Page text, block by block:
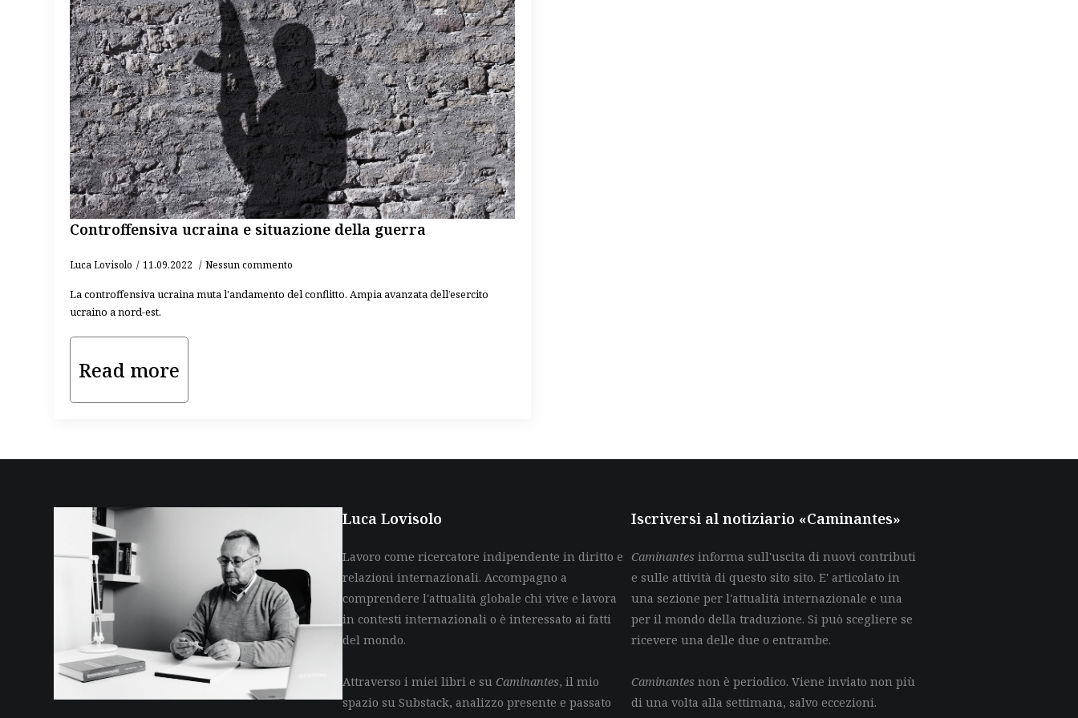
Controffensiva ucraina e situazione della guerra
Luca Lovisolo 11.09.2022 Nessun commento
La controffensiva ucraina muta l'andamento del conflitto. Ampia avanzata dell’esercito
ucraino a nord-est.
Read more
Luca Lovisolo
Lavoro come ricercatore indipendente in diritto e
relazioni internazionali. Accompagno a
comprendere l'attualità globale chi vive e lavora
in contesti internazionali o è interessato ai fatti
del mondo.
Attraverso i miei libri e suCaminantes, il mio
spazio su Substack, analizzo presente e passato
Iscriversi al notiziario «Caminantes»
Caminantes informa sull'uscita di nuovi contributi
e sulle attività di questo sito sito. E' articolato in
una sezione per l'attualità internazionale e una
per il mondo della traduzione. Si può scegliere se
ricevere una delle due o entrambe.
Caminantes non è periodico. Viene inviato non più
di una volta alla settimana, salvo eccezioni.